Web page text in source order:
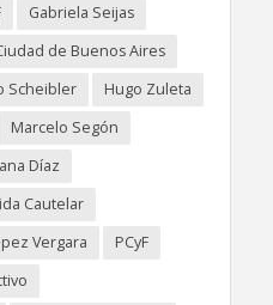
Gabriela Seijas
de Buenos Aires
Scheibler
Hugo Zuleta
Marcelo Segón
Díaz
Cautelar
Vergara
PCyF